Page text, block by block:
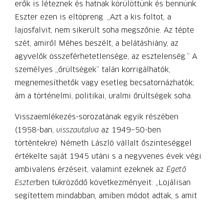
erők is léteznek és hatnak körülöttünk és bennünk.
Eszter ezen is eltöpreng. „Azt a kis foltot, a
lajosfalvit, nem sikerült soha megszőnie. Az tépte
szét, amiről Méhes beszélt, a belátáshiány, az
agyvelők összeférhetetlensége, az esztelenség.” A
személyes „őrültségek” talán korrigálhatók,
megnemesíthetők vagy esetleg becsatornázhatók;
ám a történelmi, politikai, uralmi őrültségek soha.
Visszaemlékezés-sorozatának egyik részében
(1958-ban, visszautalva az 1949–50-ben
történtekre) Németh László vállalt őszinteséggel
értékelte saját 1945 utáni s a negyvenes évek végi
ambivalens érzéseit, valamint ezeknek az Égető
Eszterben tükröződő következményeit: „Lojálisan
segítettem mindabban, amiben módot adtak, s amit